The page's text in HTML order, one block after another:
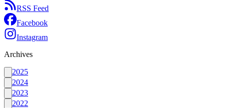
RSS Feed
Facebook
Instagram
Archives
2025
2024
2023
2022